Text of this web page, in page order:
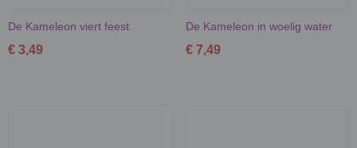
De Kameleon viert feest
€ 3,49
De Kameleon in woelig water
€ 7,49